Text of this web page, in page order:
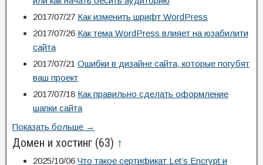
2017/07/27 Как изменить шрифт WordPress
2017/07/26 Как тема WordPress влияет на юзабилити
сайта
2017/07/21 Ошибки в дизайне сайта, которые погубят
ваш проект
2017/07/18 Как правильно сделать оформление
шапки сайта
Показать больше →
Домен и хостинг (63) ↑
2025/10/06 Что такое сертификат Let’s Encrypt и